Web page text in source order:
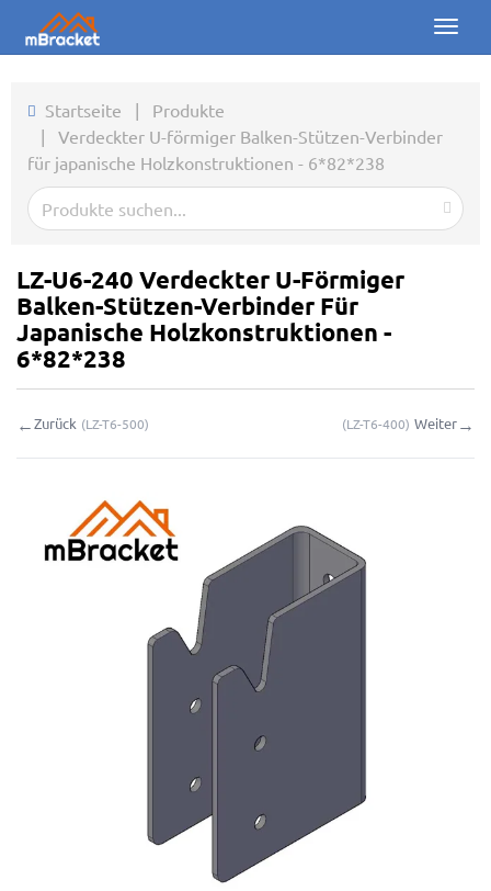
Toggle
Produkte
Über uns
Kontakt
Online-Anfrage
Meine Anfragen
Startseite | Produkte
| Verdeckter U-förmiger Balken-Stützen-Verbinder
für japanische Holzkonstruktionen - 6*82*238
LZ-U6-240 Verdeckter U-Förmiger
Balken-Stützen-Verbinder Für
Japanische Holzkonstruktionen -
6*82*238
←Zurück (LZ-T6-500) (LZ-T6-400) Weiter→